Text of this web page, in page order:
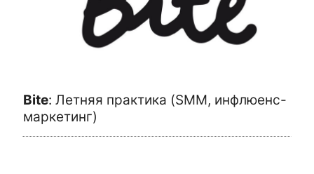
Bite: Летняя практика (SMM, инфлюенс-
маркетинг)